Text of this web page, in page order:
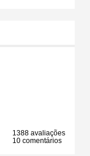
1388 avaliações
10 comentários